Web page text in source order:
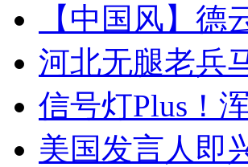
【中国风】
河北无腿老兵
信号灯Plus！
美国发言人即